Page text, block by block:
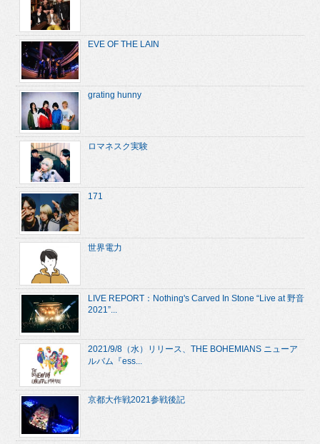
EVE OF THE LAIN
grating hunny
ロマネスク実験
171
世界電力
LIVE REPORT：Nothing's Carved In Stone “Live at 野音
2021”...
2021/9/8（水）リリース、THE BOHEMIANS ニューア
ルバム『ess...
京都大作戦2021参戦後記